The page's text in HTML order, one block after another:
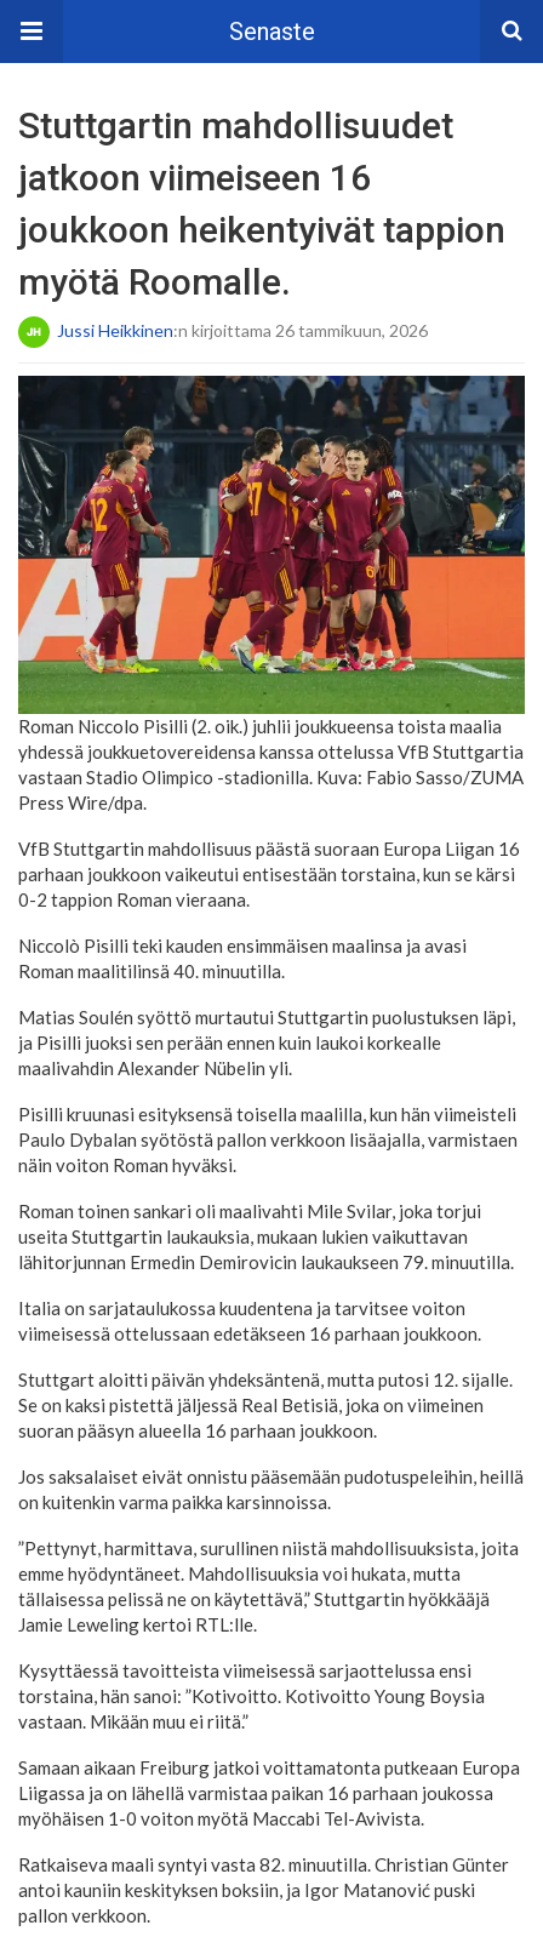
Senaste
Stuttgartin mahdollisuudet
jatkoon viimeiseen 16
joukkoon heikentyivät tappion
myötä Roomalle.
Jussi Heikkinen:n kirjoittama 26 tammikuun, 2026
Roman Niccolo Pisilli (2. oik.) juhlii joukkueensa toista maalia
yhdessä joukkuetovereidensa kanssa ottelussa VfB Stuttgartia
vastaan Stadio Olimpico -stadionilla. Kuva: Fabio Sasso/ZUMA
Press Wire/dpa.
VfB Stuttgartin mahdollisuus päästä suoraan Europa Liigan 16
parhaan joukkoon vaikeutui entisestään torstaina, kun se kärsi
0-2 tappion Roman vieraana.
Niccolò Pisilli teki kauden ensimmäisen maalinsa ja avasi
Roman maalitilinsä 40. minuutilla.
Matias Soulén syöttö murtautui Stuttgartin puolustuksen läpi,
ja Pisilli juoksi sen perään ennen kuin laukoi korkealle
maalivahdin Alexander Nübelin yli.
Pisilli kruunasi esityksensä toisella maalilla, kun hän viimeisteli
Paulo Dybalan syötöstä pallon verkkoon lisäajalla, varmistaen
näin voiton Roman hyväksi.
Roman toinen sankari oli maalivahti Mile Svilar, joka torjui
useita Stuttgartin laukauksia, mukaan lukien vaikuttavan
lähitorjunnan Ermedin Demirovicin laukaukseen 79. minuutilla.
Italia on sarjataulukossa kuudentena ja tarvitsee voiton
viimeisessä ottelussaan edetäkseen 16 parhaan joukkoon.
Stuttgart aloitti päivän yhdeksäntenä, mutta putosi 12. sijalle.
Se on kaksi pistettä jäljessä Real Betisiä, joka on viimeinen
suoran pääsyn alueella 16 parhaan joukkoon.
Jos saksalaiset eivät onnistu pääsemään pudotuspeleihin, heillä
on kuitenkin varma paikka karsinnoissa.
”Pettynyt, harmittava, surullinen niistä mahdollisuuksista, joita
emme hyödyntäneet. Mahdollisuuksia voi hukata, mutta
tällaisessa pelissä ne on käytettävä,” Stuttgartin hyökkääjä
Jamie Leweling kertoi RTL:lle.
Kysyttäessä tavoitteista viimeisessä sarjaottelussa ensi
torstaina, hän sanoi: ”Kotivoitto. Kotivoitto Young Boysia
vastaan. Mikään muu ei riitä.”
Samaan aikaan Freiburg jatkoi voittamatonta putkeaan Europa
Liigassa ja on lähellä varmistaa paikan 16 parhaan joukossa
myöhäisen 1-0 voiton myötä Maccabi Tel-Avivista.
Ratkaiseva maali syntyi vasta 82. minuutilla. Christian Günter
antoi kauniin keskityksen boksiin, ja Igor Matanović puski
pallon verkkoon.